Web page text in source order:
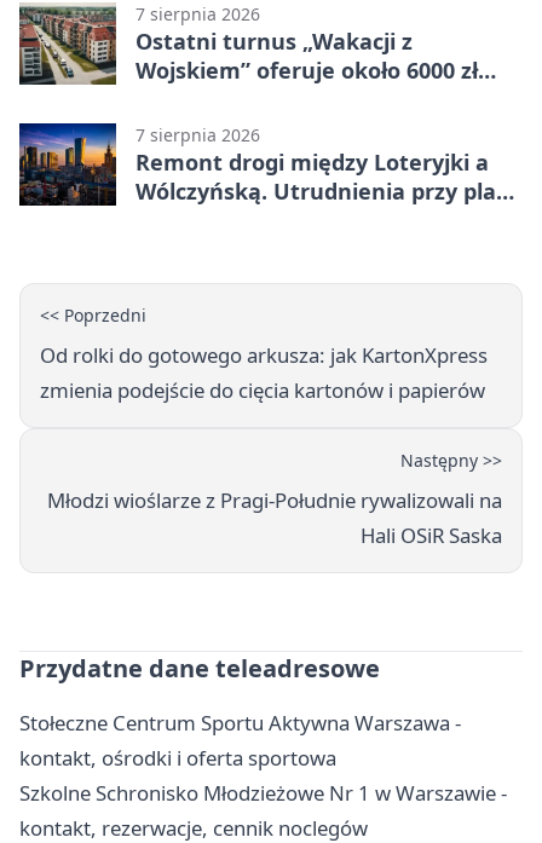
7 sierpnia 2026
Ostatni turnus „Wakacji z
Wojskiem” oferuje około 6000 zł
7 sierpnia 2026
Remont drogi między Loteryjki a
Wólczyńską. Utrudnienia przy placu
<< Poprzedni
Od rolki do gotowego arkusza: jak KartonXpress
zmienia podejście do cięcia kartonów i papierów
Następny >>
Młodzi wioślarze z Pragi-Południe rywalizowali na
Hali OSiR Saska
Przydatne dane teleadresowe
Stołeczne Centrum Sportu Aktywna Warszawa -
kontakt, ośrodki i oferta sportowa
Szkolne Schronisko Młodzieżowe Nr 1 w Warszawie -
kontakt, rezerwacje, cennik noclegów